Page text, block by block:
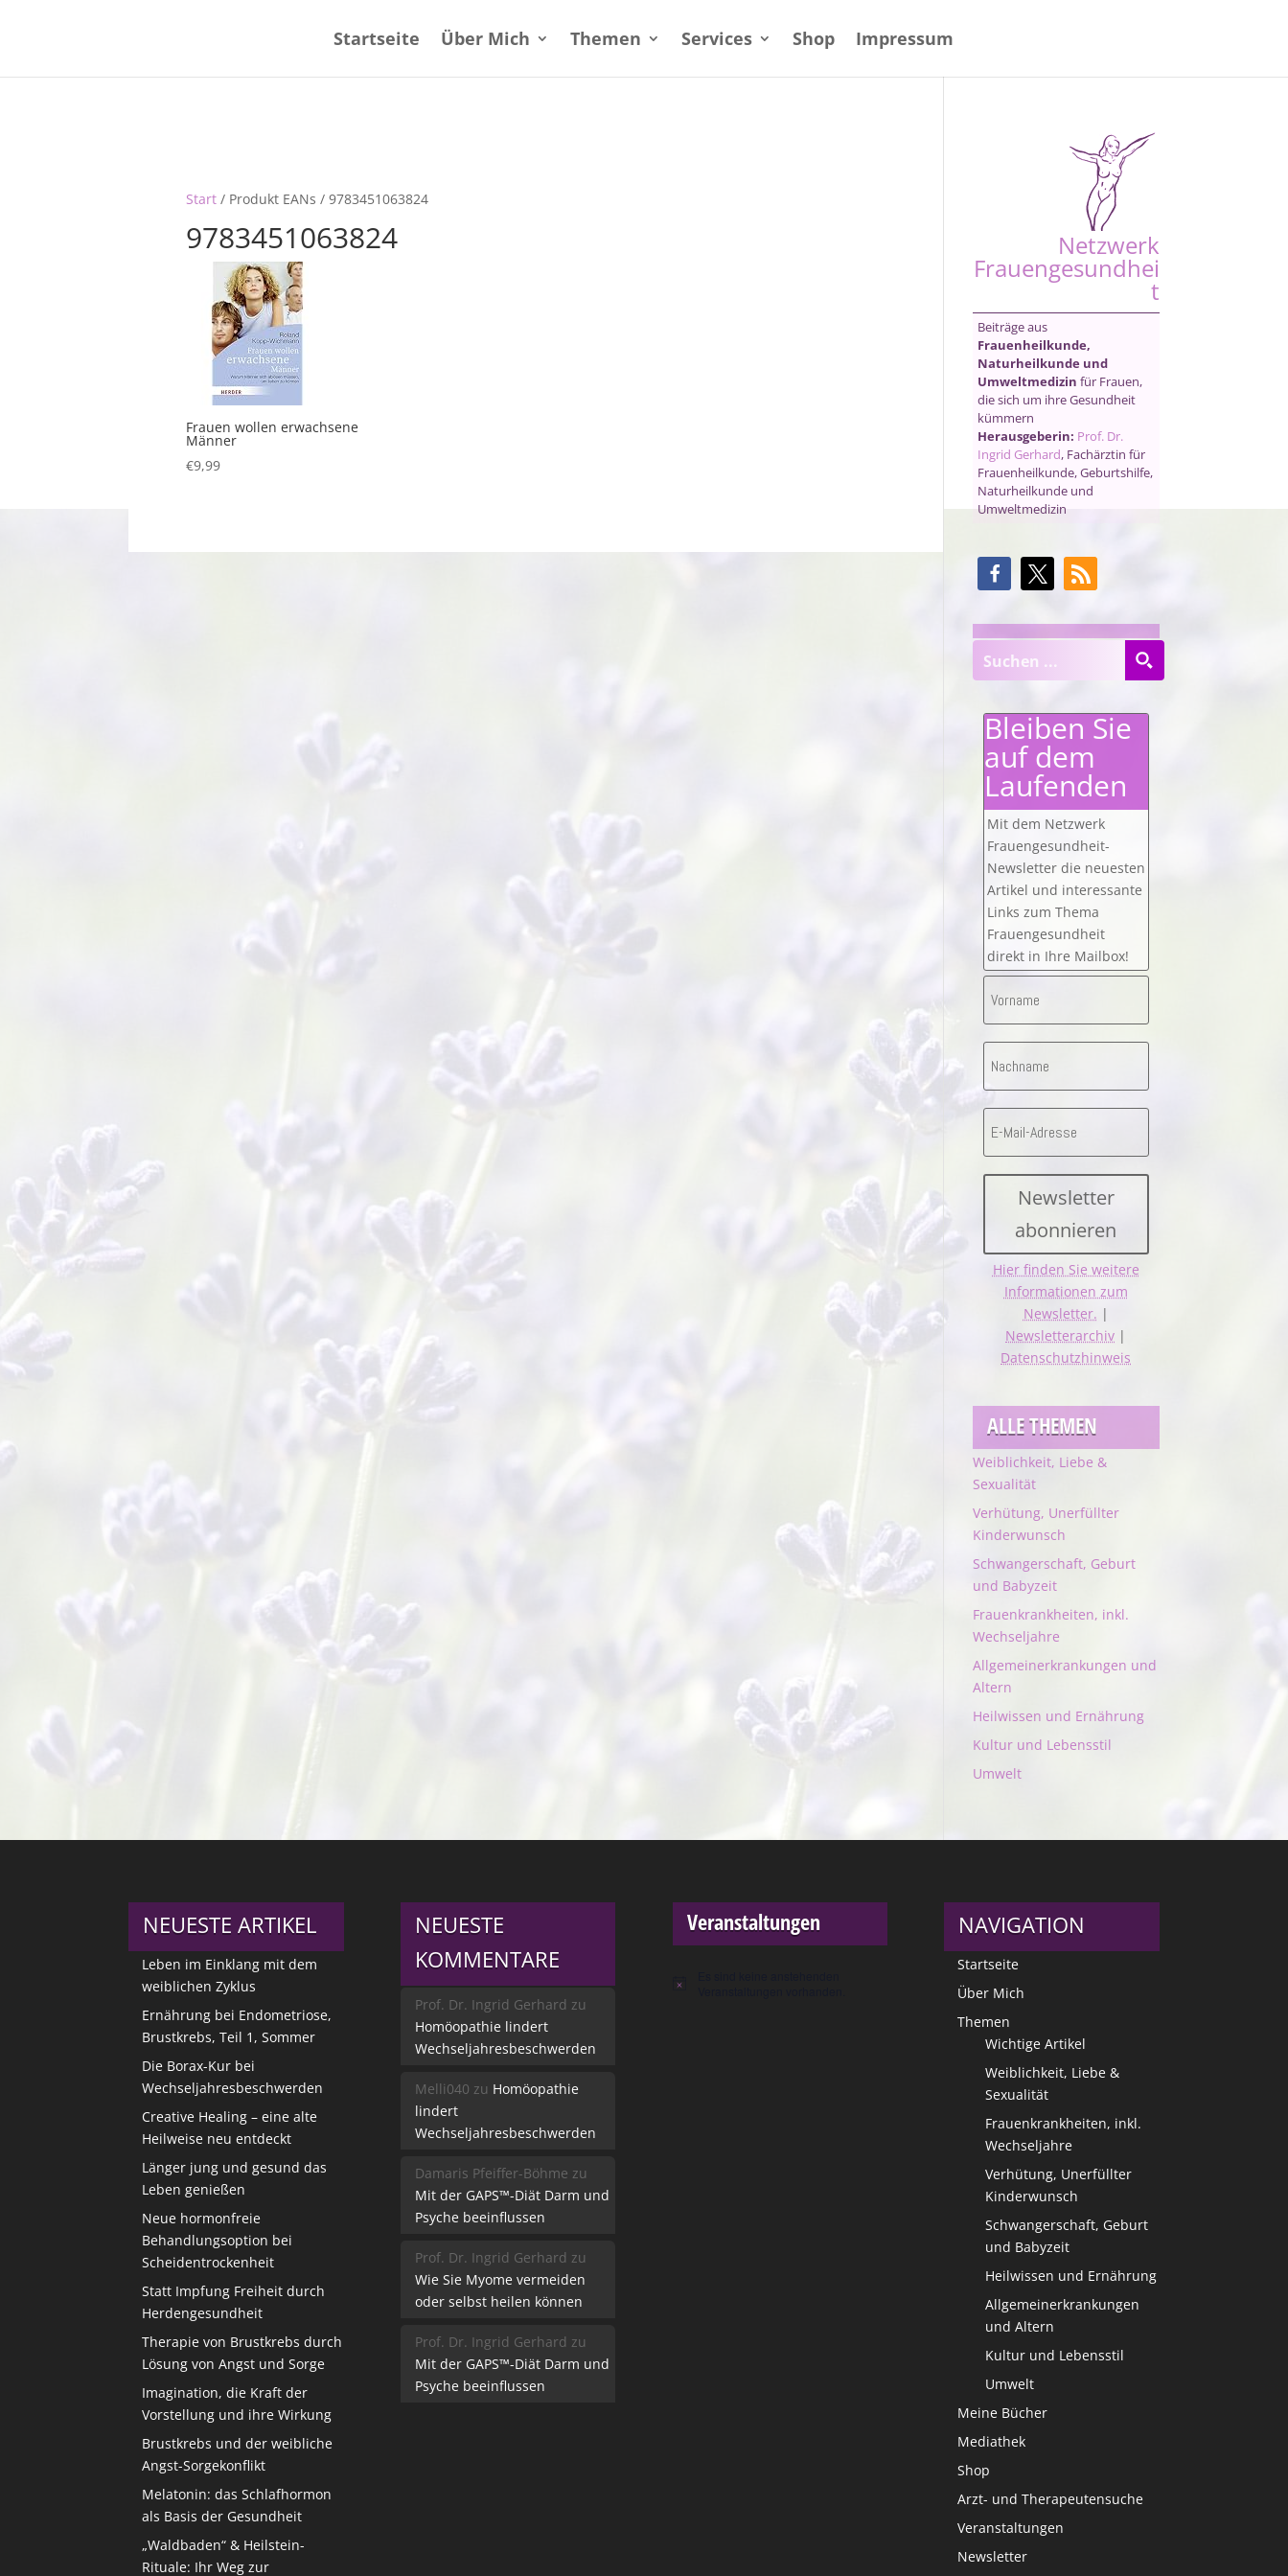
Startseite Über Mich Themen Services Shop Impressum
Start/ Produkt EANs / 9783451063824
9783451063824
Frauen wollen erwachsene
Männer
€9,99
Netzwerk
Frauengesundhei
t
Beiträge aus
Frauenheilkunde,
Naturheilkunde und
Umweltmedizin für Frauen,
die sich um ihre Gesundheit
kümmern
Herausgeberin: Prof. Dr.
Ingrid Gerhard, Fachärztin für
Frauenheilkunde, Geburtshilfe,
Naturheilkunde und
Umweltmedizin
Bleiben Sie
auf dem
Laufenden
Mit dem Netzwerk
Frauengesundheit-
Newsletter die neuesten
Artikel und interessante
Links zum Thema
Frauengesundheit
direkt in Ihre Mailbox!
Newsletter
abonnieren
Hier finden Sie weitere
Informationen zum
Newsletter. |
Newsletterarchiv |
Datenschutzhinweis
ALLE THEMEN
Weiblichkeit, Liebe &
Sexualität
Verhütung, Unerfüllter
Kinderwunsch
Schwangerschaft, Geburt
und Babyzeit
Frauenkrankheiten, inkl.
Wechseljahre
Allgemeinerkrankungen und
Altern
Heilwissen und Ernährung
Kultur und Lebensstil
Umwelt
NEUESTE ARTIKEL
Leben im Einklang mit dem
weiblichen Zyklus
Ernährung bei Endometriose,
Brustkrebs, Teil 1, Sommer
Die Borax-Kur bei
Wechseljahresbeschwerden
Creative Healing – eine alte
Heilweise neu entdeckt
Länger jung und gesund das
Leben genießen
Neue hormonfreie
Behandlungsoption bei
Scheidentrockenheit
Statt Impfung Freiheit durch
Herdengesundheit
Therapie von Brustkrebs durch
Lösung von Angst und Sorge
Imagination, die Kraft der
Vorstellung und ihre Wirkung
Brustkrebs und der weibliche
Angst-Sorgekonflikt
Melatonin: das Schlafhormon
als Basis der Gesundheit
„Waldbaden“ & Heilstein-
Rituale: Ihr Weg zur
NEUESTE
KOMMENTARE
Prof. Dr. Ingrid Gerhard zu
Homöopathie lindert
Wechseljahresbeschwerden
Melli040 zu Homöopathie
lindert
Wechseljahresbeschwerden
Damaris Pfeiffer-Böhme zu
Mit der GAPS™-Diät Darm und
Psyche beeinflussen
Prof. Dr. Ingrid Gerhard zu
Wie Sie Myome vermeiden
oder selbst heilen können
Prof. Dr. Ingrid Gerhard zu
Mit der GAPS™-Diät Darm und
Psyche beeinflussen
Veranstaltungen
Hinweis
NAVIGATION
Startseite
Über Mich
Themen
Wichtige Artikel
Weiblichkeit, Liebe &
Sexualität
Frauenkrankheiten, inkl.
Wechseljahre
Verhütung, Unerfüllter
Kinderwunsch
Schwangerschaft, Geburt
und Babyzeit
Heilwissen und Ernährung
Allgemeinerkrankungen
und Altern
Kultur und Lebensstil
Umwelt
Meine Bücher
Mediathek
Shop
Arzt- und Therapeutensuche
Veranstaltungen
Newsletter